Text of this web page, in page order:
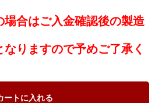
合はご入金確認後の製造
りますので予めご了承く
ートに入れる